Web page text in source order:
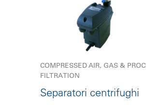
COMPRESSED AIR, GAS &
FILTRATION
Separatori centrifughi